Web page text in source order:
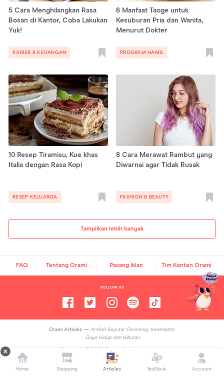
Tampilkan lebih banyak
5 Cara Menghilangkan Rasa
Bosan di Kantor, Coba Lakukan
Yuk!
KARIER & KEUANGAN
6 Manfaat Taoge untuk
Kesuburan Pria dan Wanita,
Menurut Dokter
PROGRAM HAMIL
10 Resep Tiramisu, Kue khas
Italia dengan Rasa Kopi
RESEP KELUARGA
8 Cara Merawat Rambut yang
Diwarnai agar Tidak Rusak
FASHION & BEAUTY
FAQ Tentang Orami Pasang iklan Tim Konten Orami
FOLLOW US
Orami Articles — Artikel Seputar Parenting, Kesehatan,
Gaya Hidup dan Hiburan
Copyright © 2026 Orami. All rights reserved.
Home Shopping Articles IbuSibuk Account